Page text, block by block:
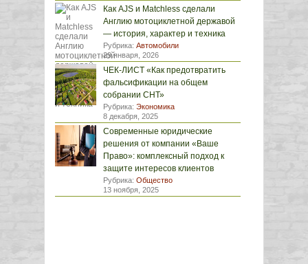
Как AJS и Matchless сделали
Англию мотоциклетной державой
— история, характер и техника
Рубрика: Автомобили
29 января, 2026
ЧЕК-ЛИСТ «Как предотвратить
фальсификации на общем
собрании СНТ»
Рубрика: Экономика
8 декабря, 2025
Современные юридические
решения от компании «Ваше
Право»: комплексный подход к
защите интересов клиентов
Рубрика: Общество
13 ноября, 2025